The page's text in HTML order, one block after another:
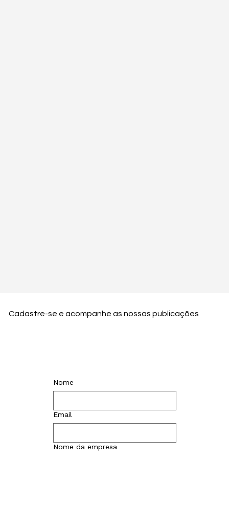
Nome
Email
Nome da empresa
Cadastre-se e acompanhe as nossas publicações